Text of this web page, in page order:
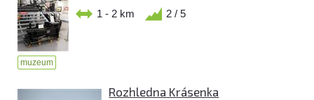
1 - 2 km 2 / 5
muzeum
Rozhledna Krásenka